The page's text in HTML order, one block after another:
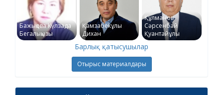
Бажықова Күлзада
Бегалықызы
Қамзабекұлы
Дихан
Құлманов
Сәрсенбай
Қуантайұлы
Барлық қатысушылар
Отырыс материалдары